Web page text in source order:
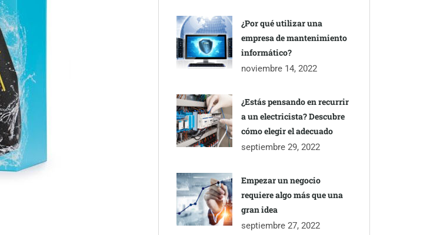
¿Por qué utilizar una
empresa de mantenimiento
informático?
noviembre 14, 2022
¿Estás pensando en recurrir
a un electricista? Descubre
cómo elegir el adecuado
septiembre 29, 2022
Empezar un negocio
requiere algo más que una
gran idea
septiembre 27, 2022